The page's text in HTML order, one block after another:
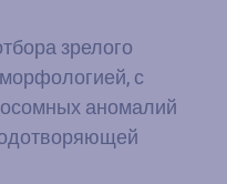
зрелого
с
аномалий